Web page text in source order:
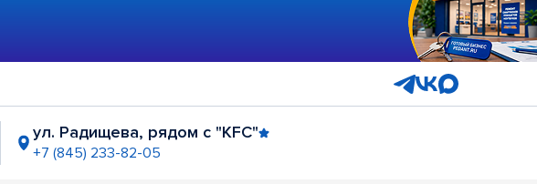
ул. Радищева, рядом с "KFC"
+7 (845) 233-82-05